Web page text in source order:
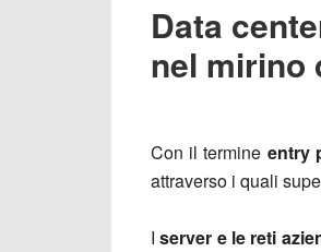
Data
nel mirino
Con il termine entry
attraverso i quali
Iserver e le reti